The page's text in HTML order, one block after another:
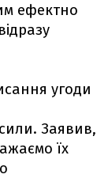
ефектно
угоди
Заявив,
їх